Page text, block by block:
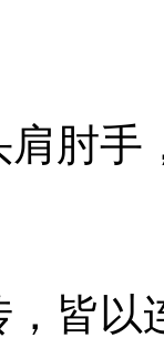
手
以